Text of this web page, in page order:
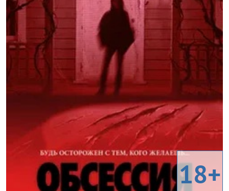
18+